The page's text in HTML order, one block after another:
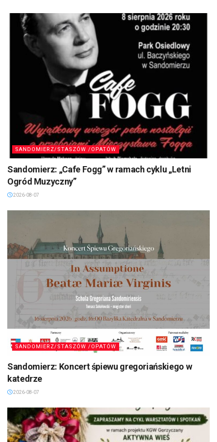
SANDOMIERZ/STASZÓW /OPATÓW
Sandomierz: „Cafe Fogg” w ramach cyklu „Letni
Ogród Muzyczny”
2026-08-07
SANDOMIERZ/STASZÓW /OPATÓW
Sandomierz: Koncert śpiewu gregoriańskiego w
katedrze
2026-08-07